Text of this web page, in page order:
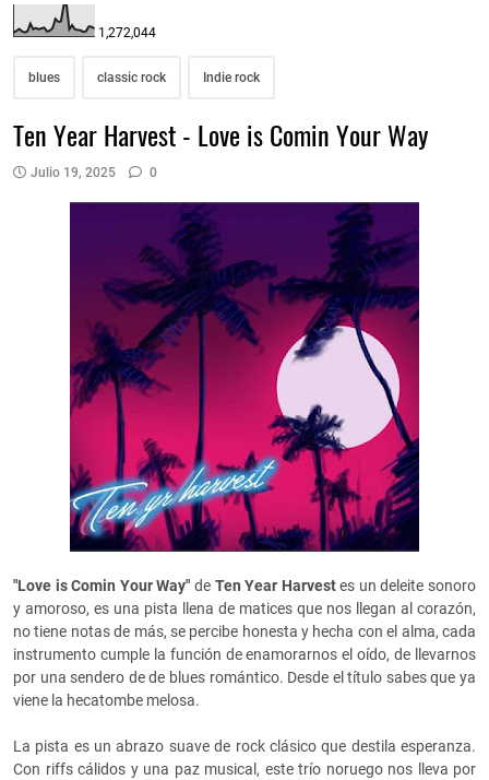
1,272,044
blues classic rock Indie rock
Ten Year Harvest - Love is Comin Your Way
Julio 19, 2025 0
"Love is Comin Your Way" de Ten Year Harvestes un deleite sonoro
y amoroso, es una pista llena de matices que nos llegan al corazón,
no tiene notas de más, se percibe honesta y hecha con el alma, cada
instrumento cumple la función de enamorarnos el oído, de llevarnos
por una sendero de de blues romántico. Desde el título sabes que ya
viene la hecatombe melosa.
La pista es un abrazo suave de rock clásico que destila esperanza.
Con riffs cálidos y una paz musical, este trío noruego nos lleva por